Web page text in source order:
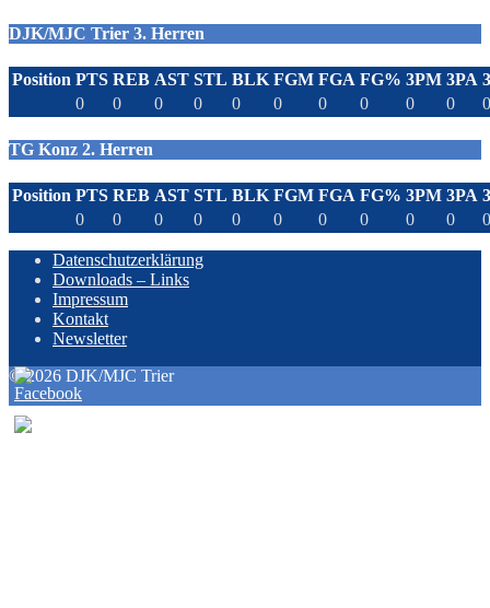
DJK/MJC Trier 3. Herren
Position PTS REB AST STL BLK FGM FGA FG% 3PM 3PA
0
0 0 0 0 0 0 0 0 0 0
TG Konz 2. Herren
Position PTS REB AST STL BLK FGM FGA FG% 3PM 3PA
0
0 0 0 0 0 0 0 0 0 0
Datenschutzerklärung
Downloads – Links
Impressum
Kontakt
Newsletter
© 2026 DJK/MJC Trier
powered by denkebene